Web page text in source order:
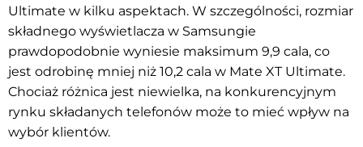
Ultimate w kilku aspektach. W szczególności, rozmiar
składnego wyświetlacza w Samsungie
prawdopodobnie wyniesie maksimum 9,9 cala, co
jest odrobinę mniej niż 10,2 cala w Mate XT Ultimate.
Chociaż różnica jest niewielka, na konkurencyjnym
rynku składanych telefonów może to mieć wpływ na
wybór klientów.